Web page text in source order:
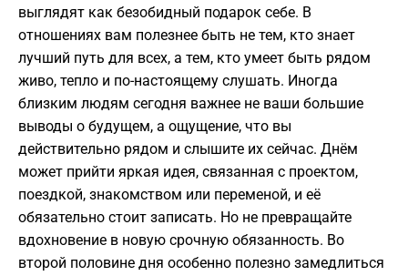
выглядят как безобидный подарок себе. В
отношениях вам полезнее быть не тем, кто знает
лучший путь для всех, а тем, кто умеет быть рядом
живо, тепло и по-настоящему слушать. Иногда
близким людям сегодня важнее не ваши большие
выводы о будущем, а ощущение, что вы
действительно рядом и слышите их сейчас. Днём
может прийти яркая идея, связанная с проектом,
поездкой, знакомством или переменой, и её
обязательно стоит записать. Но не превращайте
вдохновение в новую срочную обязанность. Во
второй половине дня особенно полезно замедлиться